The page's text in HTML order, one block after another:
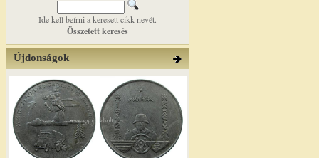
Ide kell beírni a keresett cikk nevét.
Összetett keresés
Újdonságok